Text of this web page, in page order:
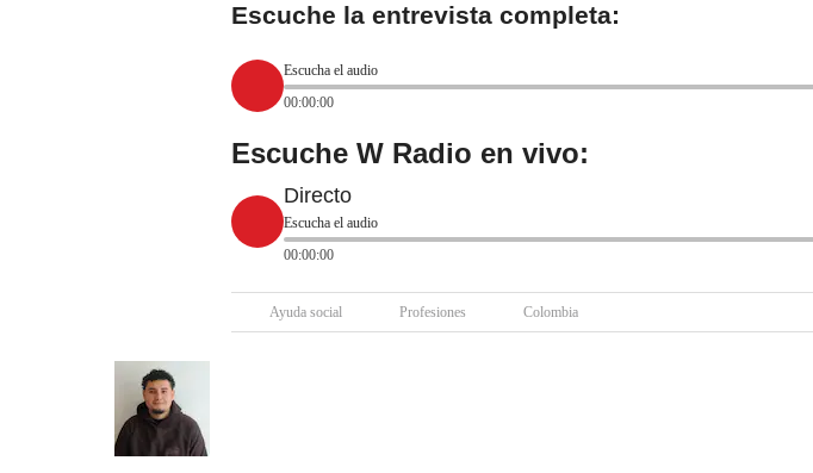
Escuche la entrevista completa:
Escucha el audio
00:00:00
Escuche W Radio en vivo:
Directo
Escucha el audio
00:00:00
Ayuda social Profesiones Colombia